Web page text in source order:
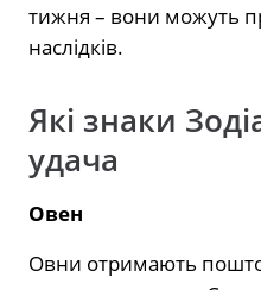
тижня – вони можуть
наслідків.
Які знаки
удача
Овен
Овни отримають